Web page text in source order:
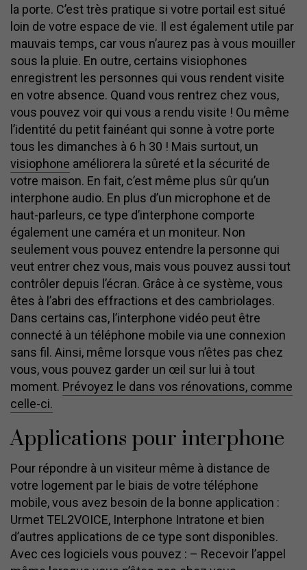
la porte. C’est très pratique si votre portail est situé
loin de votre espace de vie. Il est également utile par
mauvais temps, car vous n’aurez pas à vous mouiller
sous la pluie. En outre, certains visiophones
enregistrent les personnes qui vous rendent visite
en votre absence. Quand vous rentrez chez vous,
vous pouvez voir qui vous a rendu visite ! Ou même
l’identité du petit fainéant qui sonne à votre porte
tous les dimanches à 6 h 30 ! Mais surtout, un
visiophone améliorera la sûreté et la sécurité de
votre maison. En fait, c’est même plus sûr qu’un
interphone audio. En plus d’un microphone et de
haut-parleurs, ce type d’interphone comporte
également une caméra et un moniteur. Non
seulement vous pouvez entendre la personne qui
veut entrer chez vous, mais vous pouvez aussi tout
contrôler depuis l’écran. Grâce à ce système, vous
êtes à l’abri des effractions et des cambriolages.
Dans certains cas, l’interphone vidéo peut être
connecté à un téléphone mobile via une connexion
sans fil. Ainsi, même lorsque vous n’êtes pas chez
vous, vous pouvez garder un œil sur lui à tout
moment. Prévoyez le dans vos rénovations, comme
celle-ci.
Applications pour interphone
Pour répondre à un visiteur même à distance de
votre logement par le biais de votre téléphone
mobile, vous avez besoin de la bonne application :
Urmet TEL2VOICE, Interphone Intratone et bien
d’autres applications de ce type sont disponibles.
Avec ces logiciels vous pouvez : – Recevoir l’appel